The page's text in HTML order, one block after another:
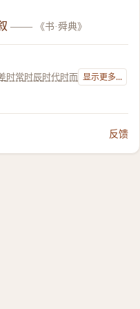
—— 《书·舜典》
时常时辰时代时而 显示更多...
反馈